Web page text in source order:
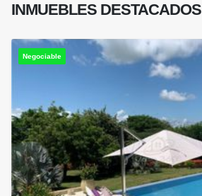
INMUEBLES DESTACADOS
Negociable